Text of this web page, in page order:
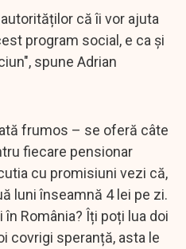
că îi vor ajuta
program social, e ca și
spune Adrian
frumos – se oferă câte
fiecare pensionar
cu promisiuni vezi că,
luni înseamnă 4 lei pe zi.
România? Îți poți lua doi
covrigi speranță, asta le